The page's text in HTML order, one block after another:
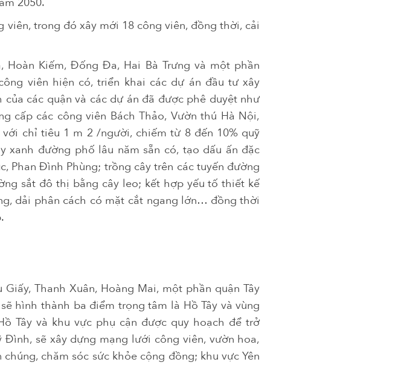
trong đó xây mới 18 công viên, đồng thời, cải
Kiếm, Đống Đa, Hai Bà Trưng và một phần
viên hiện có, triển khai các dự án đầu tư xây
các quận và các dự án đã được phê duyệt như
cấp các công viên Bách Thảo, Vườn thú Hà Nội,
chỉ tiêu 1 m 2 /người, chiếm từ 8 đến 10% quỹ
xanh đường phố lâu năm sẵn có, tạo dấu ấn đặc
Phan Đình Phùng; trồng cây trên các tuyến đường
sắt đô thị bằng cây leo; kết hợp yếu tố thiết kế
dải phân cách có mặt cắt ngang lớn… đồng thời
Thanh Xuân, Hoàng Mai, một phần quận Tây
hình thành ba điểm trọng tâm là Hồ Tây và vùng
Tây và khu vực phụ cận được quy hoạch để trở
sẽ xây dựng mạng lưới công viên, vườn hoa,
chăm sóc sức khỏe cộng đồng; khu vực Yên